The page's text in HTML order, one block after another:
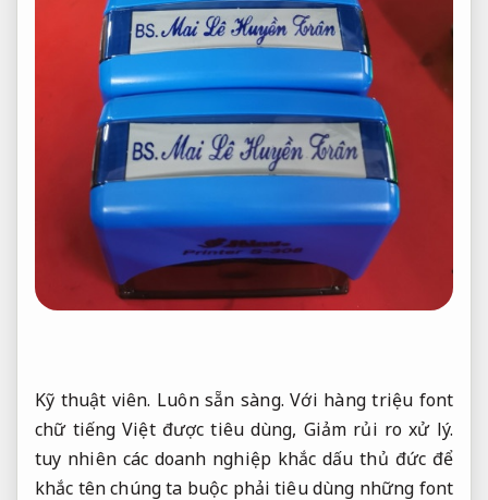
Kỹ thuật viên. Luôn sẵn sàng. Với hàng triệu font
chữ tiếng Việt được tiêu dùng, Giảm rủi ro xử lý.
tuy nhiên các doanh nghiệp khắc dấu thủ đức để
khắc tên chúng ta buộc phải tiêu dùng những font